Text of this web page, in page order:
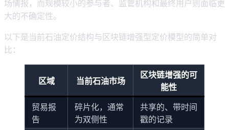
场情报，而规模较小的参与者、监管机构和最终用户则面临更
大的不确定性。
以下是当前石油定价结构与区块链增强型定价模型的简单对
比：
区域 当前石油市场
区块链增强的可
能性
贸易报
告
碎片化，通常
为双侧性
共享的、带时间
戳的记录